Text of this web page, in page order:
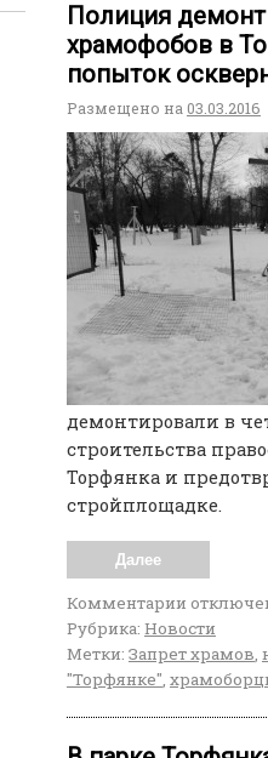
Полиция
храмофобов в
попыток
Размещено на 03.03.2016
демонтировали в
строительства
Торфянка и
стройплощадке.
Далее
Комментарии
Рубрика: Новости
Метки: Запрет храмов,
"Торфянке",